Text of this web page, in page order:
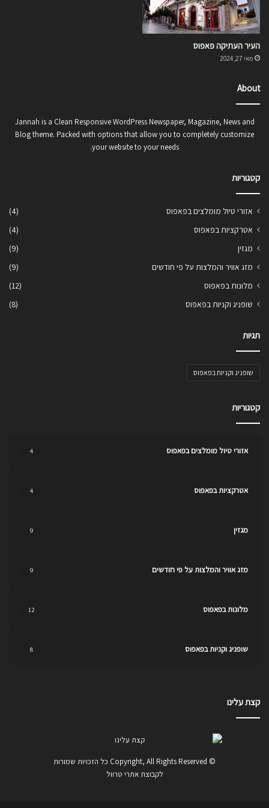
העיר העתיקה פאפוס
מאי 27, 2024
About
Jannah is a Clean Responsive WordPress Newspaper, Magazine, News and
Blog theme. Packed with options that allow you to completely customize
your website to your needs.
קטגוריות
אזורי טיול מומלצים בפאפוס
(4)
אטרקציות בפאפוס
(4)
מגזין
(9)
מזג אוויר והמלצות על פי חודשים
(9)
מלונות בפאפוס
(12)
שופניג וקניות בפאפוס
(8)
תגיות
שופניג וקניות בפאפוס
קטגוריות
אזורי טיול מומלצים בפאפוס 4
אטרקציות בפאפוס 4
מגזין 9
מזג אוויר והמלצות על פי חודשים 9
מלונות בפאפוס 12
שופניג וקניות בפאפוס 8
קצת עלינו
© Copyright, All Rights Reserved כל הזכויות שמורות
לקבוצת אתרי טרוול